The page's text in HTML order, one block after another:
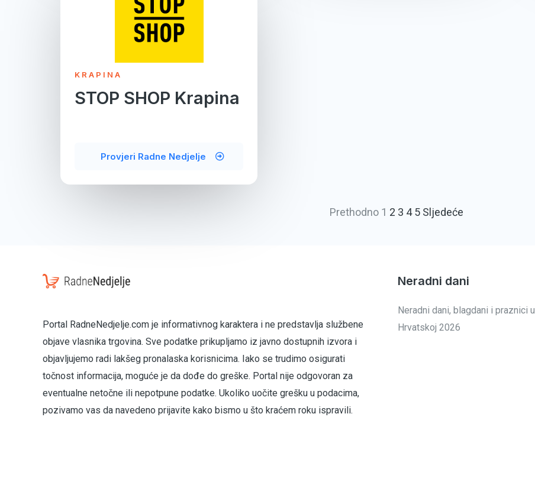
KRAPINA
STOP SHOP Krapina
Provjeri Radne Nedjelje
Prethodno 1 2 3 4 5 Sljedeće
Portal RadneNedjelje.com je informativnog karaktera i ne predstavlja službene
objave vlasnika trgovina. Sve podatke prikupljamo iz javno dostupnih izvora i
objavljujemo radi lakšeg pronalaska korisnicima. Iako se trudimo osigurati
točnost informacija, moguće je da dođe do greške. Portal nije odgovoran za
eventualne netočne ili nepotpune podatke. Ukoliko uočite grešku u podacima,
pozivamo vas da navedeno prijavite kako bismo u što kraćem roku ispravili.
Neradni dani
Neradni dani, blagdani i praznici u
Hrvatskoj 2026